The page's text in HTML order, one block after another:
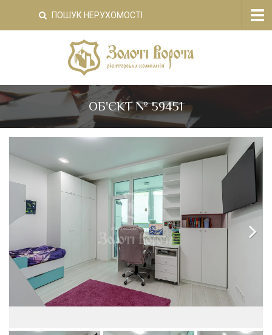
ПОШУК НЕРУХОМОСТІ
ОБ'ЄКТ № 59451